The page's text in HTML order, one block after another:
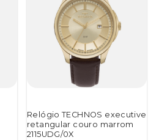
Relógio TECHNOS executive
retangular couro marrom
2115UDG/0X